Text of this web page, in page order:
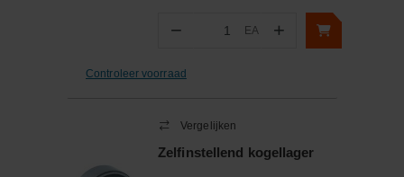
− Aantal
EA +
Controleer voorraad
Vergelijken
Zelfinstellend kogellager